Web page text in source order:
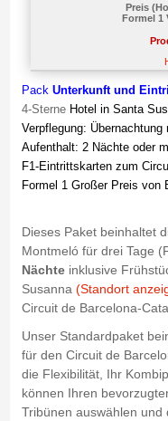
Preis
Formel 1
Pack Unterkunft und
4-Sterne Hotel in Santa
Verpflegung: Übernachtung
Aufenthalt: 2 Nächte oder
F1-Eintrittskarten zum
Formel 1 Großer Preis von
Dieses Paket beinhaltet
Montmeló für drei Tage
Nächteinklusive
Susanna (Standort
Circuit de Barcelona-
Unser Standardpaket
für den Circuit de
die Flexibilität, Ihr
können Ihren
Tribünen auswählen und